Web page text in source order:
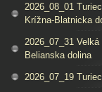
2026_08_01
Krížna-Blatnicka
2026_07_31
Belianska dolina
2026_07_19